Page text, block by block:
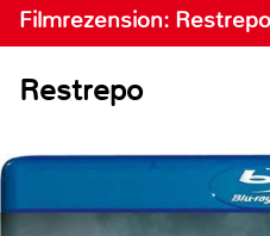
Filmrezension:
Restrepo